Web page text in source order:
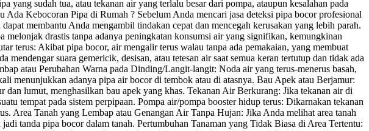
yang sudah tua, atau tekanan air yang terlalu besar dari pompa, ataupun kesalahan pada
Kebocoran Pipa di Rumah ? Sebelum Anda mencari jasa deteksi pipa bocor profesional
membantu Anda mengambil tindakan cepat dan mencegah kerusakan yang lebih parah.
drastis tanpa adanya peningkatan konsumsi air yang signifikan, kemungkinan
terus: Akibat pipa bocor, air mengalir terus walau tanpa ada pemakaian, yang membuat
suara gemericik, desisan, atau tetesan air saat semua keran tertutup dan tidak ada
atau Perubahan Warna pada Dinding/Langit-langit: Noda air yang terus-menerus basah,
menunjukkan adanya pipa air bocor di tembok atau di atasnya. Bau Apek atau Berjamur:
lumut, menghasilkan bau apek yang khas. Tekanan Air Berkurang: Jika tekanan air di
tempat pada sistem perpipaan. Pompa air/pompa booster hidup terus: Dikarnakan tekanan
Area Tanah yang Lembap atau Genangan Air Tanpa Hujan: Jika Anda melihat area tanah
tanda pipa bocor dalam tanah. Pertumbuhan Tanaman yang Tidak Biasa di Area Tertentu: